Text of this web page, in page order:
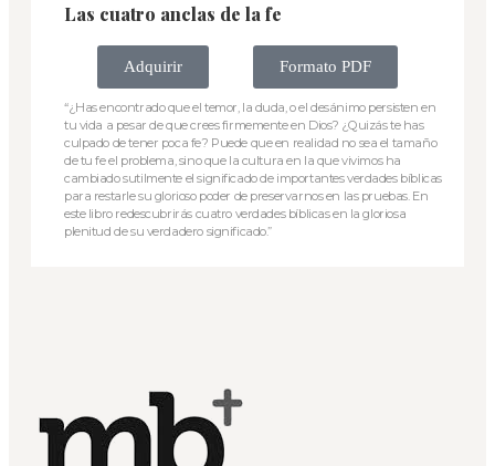
Las cuatro anclas de la fe
Adquirir Formato PDF
“¿Has encontrado que el temor, la duda, o el desánimo persisten en
tu vida a pesar de que crees firmemente en Dios? ¿Quizás te has
culpado de tener poca fe? Puede que en realidad no sea el tamaño
de tu fe el problema, sino que la cultura en la que vivimos ha
cambiado sutilmente el significado de importantes verdades bíblicas
para restarle su glorioso poder de preservarnos en las pruebas. En
este libro redescubrirás cuatro verdades bíblicas en la gloriosa
plenitud de su verdadero significado.”